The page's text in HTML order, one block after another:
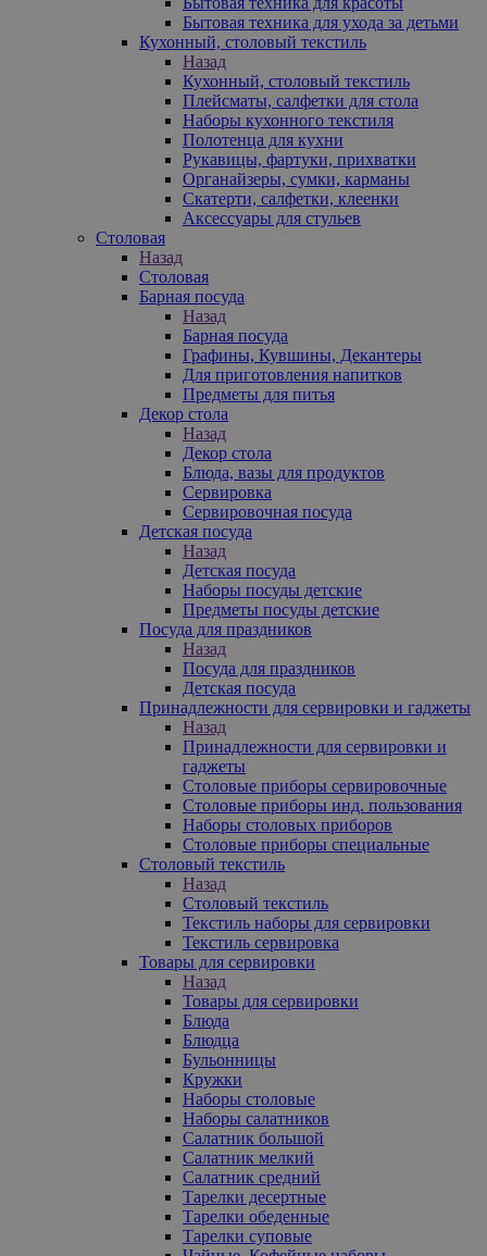
Бытовая техника для ухода за детьми
Кухонный, столовый текстиль
Назад
Кухонный, столовый текстиль
Плейсматы, салфетки для стола
Наборы кухонного текстиля
Полотенца для кухни
Рукавицы, фартуки, прихватки
Органайзеры, сумки, карманы
Скатерти, салфетки, клеенки
Аксессуары для стульев
Столовая
Назад
Столовая
Барная посуда
Назад
Барная посуда
Графины, Кувшины, Декантеры
Для приготовления напитков
Предметы для питья
Декор стола
Назад
Декор стола
Блюда, вазы для продуктов
Сервировка
Сервировочная посуда
Детская посуда
Назад
Детская посуда
Наборы посуды детские
Предметы посуды детские
Посуда для праздников
Назад
Посуда для праздников
Детская посуда
Принадлежности для сервировки и гаджеты
Назад
Принадлежности для сервировки и
гаджеты
Столовые приборы сервировочные
Столовые приборы инд. пользования
Наборы столовых приборов
Столовые приборы специальные
Столовый текстиль
Назад
Столовый текстиль
Текстиль наборы для сервировки
Текстиль сервировка
Товары для сервировки
Назад
Товары для сервировки
Блюда
Блюдца
Бульонницы
Кружки
Наборы столовые
Наборы салатников
Салатник большой
Салатник мелкий
Салатник средний
Тарелки десертные
Тарелки обеденные
Тарелки суповые